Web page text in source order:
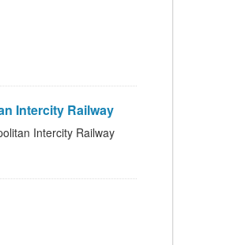
Intercity Railway
Intercity Railway